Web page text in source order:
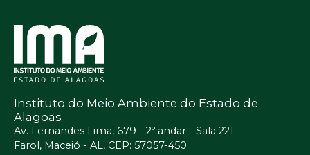
Instituto do Meio Ambiente do Estado de
Alagoas
Av. Fernandes Lima, 679 - 2º andar - Sala 221
Farol, Maceió - AL, CEP: 57057-450